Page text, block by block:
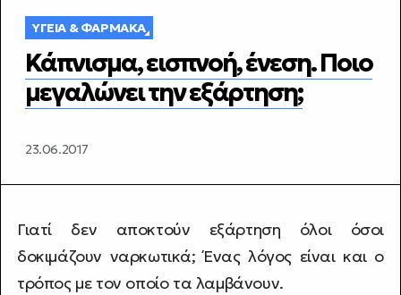
ΥΓΕΊΑ & ΦΆΡΜΑΚΑ
Κάπνισμα, εισπνοή, ένεση. Ποιο
μεγαλώνει την εξάρτηση;
23.06.2017
Γιατί δεν αποκτούν εξάρτηση όλοι όσοι
δοκιμάζουν ναρκωτικά; Ένας λόγος είναι και ο
τρόπος με τον οποίο τα λαμβάνουν.